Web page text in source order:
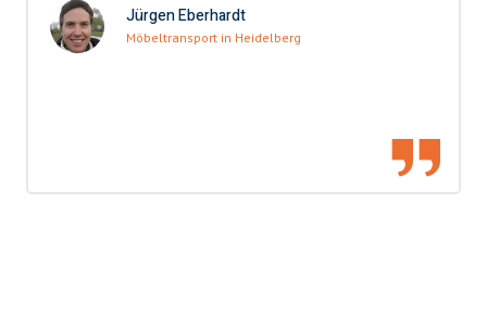
Jürgen Eberhardt
Möbeltransport in Heidelberg